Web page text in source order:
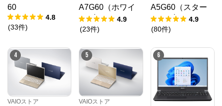
60
4.8
(33件)
A7G60（ホワイ
ト5点セット）
4.9
(23件)
A5G60（スター
ター5点セット）
4.9
(80件)
4
VAIOストア
5
VAIOストア
6